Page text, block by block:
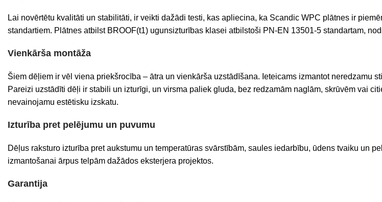
Lai novērtētu kvalitāti un stabilitāti, ir veikti dažādi testi, kas apliecina, ka Scandic WPC plātnes ir
standartiem. Plātnes atbilst BROOF(t1) ugunsizturības klasei atbilstoši PN-EN 13501-5 standartam,
Vienkārša montāža
Šiem dēļiem ir vēl viena priekšrocība – ātra un vienkārša uzstādīšana. Ieteicams izmantot neredzamu
Pareizi uzstādīti dēļi ir stabili un izturīgi, un virsma paliek gluda, bez redzamām naglām, skrūvēm vai
nevainojamu estētisku izskatu.
Izturība pret pelējumu un puvumu
Dēļus raksturo izturība pret aukstumu un temperatūras svārstībām, saules iedarbību, ūdens tvaiku un
izmantošanai ārpus telpām dažādos eksterjera projektos.
Garantija